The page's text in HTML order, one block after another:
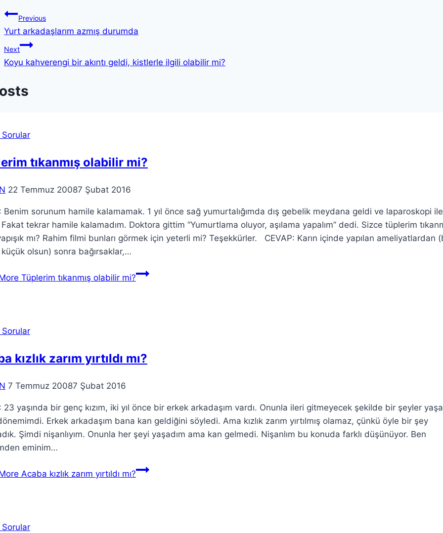
Previous
Yurt arkadaşlarım azmış durumda
Next
Koyu kahverengi bir akıntı geldi, kistlerle ilgili olabilir mi?
tıkanmış olabilir mi?
22 Temmuz 20087 Şubat 2016
Benim sorunum hamile kalamamak. 1 yıl önce sağ yumurtalığımda dış gebelik meydana geldi ve laparoskopi ile
Fakat tekrar hamile kalamadım. Doktora gittim “Yumurtlama oluyor, aşılama yapalım” dedi. Sizce tüplerim
mı? Rahim filmi bunları görmek için yeterli mi? Teşekkürler. CEVAP: Karın içinde yapılan ameliyatlardan
olsun) sonra bağırsaklar,…
Tüplerim tıkanmış olabilir mi?
kızlık zarım yırtıldı mı?
7 Temmuz 20087 Şubat 2016
23 yaşında bir genç kızım, iki yıl önce bir erkek arkadaşım vardı. Onunla ileri gitmeyecek şekilde bir şeyler
Erkek arkadaşım bana kan geldiğini söyledi. Ama kızlık zarım yırtılmış olamaz, çünkü öyle bir şey
Şimdi nişanlıyım. Onunla her şeyi yaşadım ama kan gelmedi. Nişanlım bu konuda farklı düşünüyor. Ben
eminim…
Acaba kızlık zarım yırtıldı mı?